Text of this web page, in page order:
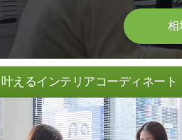
相
えるインテリアコーディネート